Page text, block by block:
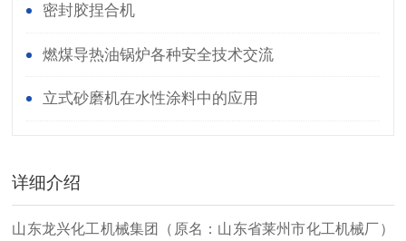
密封胶捏合机
燃煤导热油锅炉各种安全技术交流
立式砂磨机在水性涂料中的应用
详细介绍
山东龙兴化工机械集团（原名：山东省莱州市化工机械厂）